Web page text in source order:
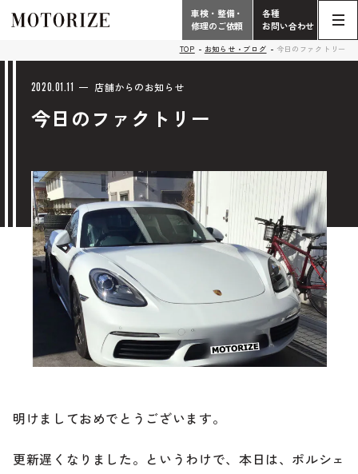
こだわり
輸入車買取査定依頼
中古車販売・在庫車情報
車検・整備・修理のご依頼
中古車探しのご依頼/その他
お問い合わせフォーム
Phone
058-247-7733
タップで電話がかかります
お問い合わせ総合
058-247-8001
タップで電話がかかります
Contact Form
お問い合わせフォームはこちら
車検・整備・修理のご依頼
Contact
車検・整備・
修理のご依頼
各種
お問い合わせ
TOP お知らせ・ブログ 今日のファクトリー
2020.01.11 店舗からのお知らせ
今日のファクトリー
明けましておめでとうございます。
更新遅くなりました。というわけで、本日は、ポルシェ